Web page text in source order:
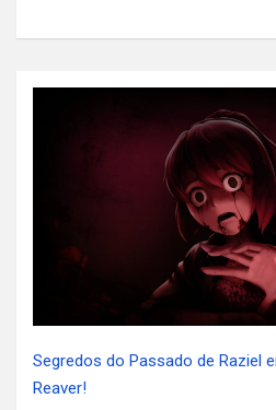
Segredos do Passado de Raziel
Reaver!